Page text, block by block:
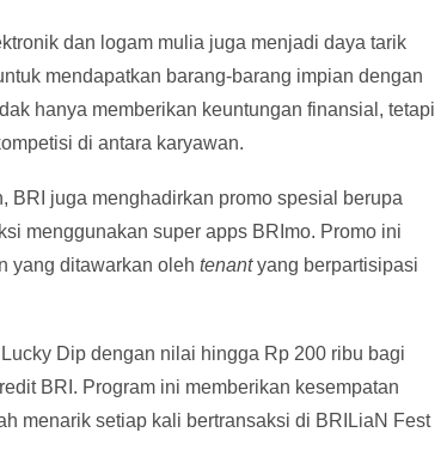
dan logam mulia juga menjadi daya tarik
mendapatkan barang-barang impian dengan
hanya memberikan keuntungan finansial, tetapi
di antara karyawan.
BRI juga menghadirkan promo spesial berupa
menggunakan super apps BRImo. Promo ini
yang ditawarkan oleh tenantyang berpartisipasi
Dip dengan nilai hingga Rp 200 ribu bagi
BRI. Program ini memberikan kesempatan
menarik setiap kali bertransaksi di BRILiaN Fest